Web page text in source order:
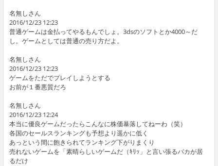
名無しさん
2016/12/23 12:23
普通ゲームは金払ってやるもんでしょ。3dsのソフトとか4000～だ
し。ゲームとしては普通の売り方だよ。
名無しさん
2016/12/23 12:23
ゲームをただでプレイしようとする
お前が１番悪質だろ
名無しさん
2016/12/23 12:24
本当に優良ゲームだったらこんなに株価暴落してねーわ（笑）
各国のセールスランキングも予想より遥かに低く
あっという間に飽きられてランキング下がりまくり
売れないゲームを「素晴らしいゲームだ（ｷﾘｯ」と言い張るバカが居
るだけ